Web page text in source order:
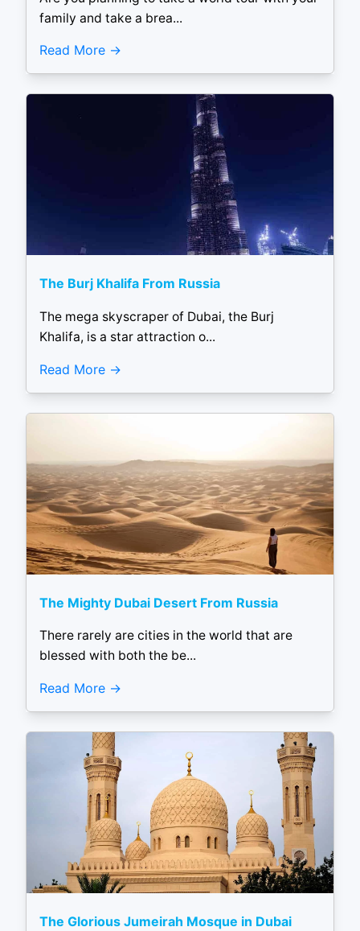
family and take a brea...
Read More
The Burj Khalifa From Russia
The mega skyscraper of Dubai, the Burj
Khalifa, is a star attraction o...
Read More
The Mighty Dubai Desert From Russia
There rarely are cities in the world that are
blessed with both the be...
Read More
The Glorious Jumeirah Mosque in Dubai